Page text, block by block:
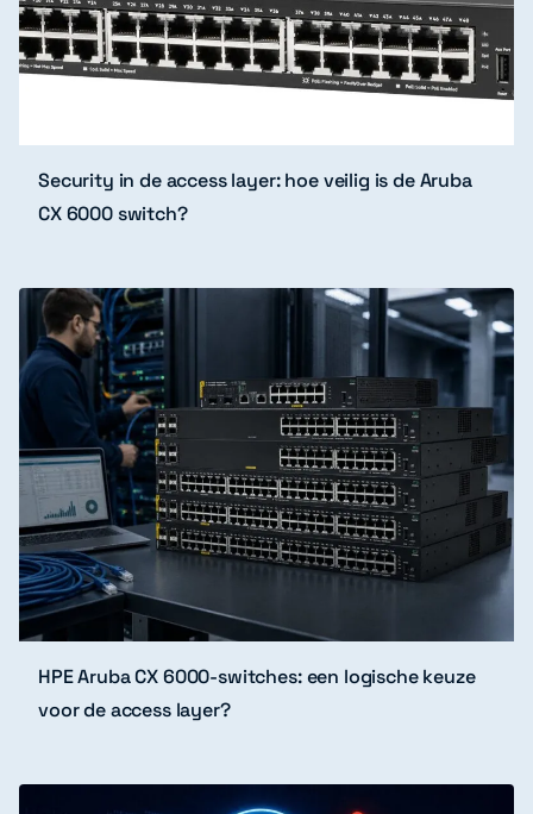
Security in de access layer: hoe veilig is de Aruba
CX 6000 switch?
HPE Aruba CX 6000-switches: een logische keuze
voor de access layer?